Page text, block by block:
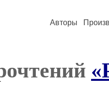
Авторы